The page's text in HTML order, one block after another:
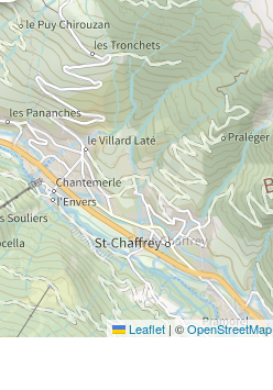
Leaflet | ©OpenStreetMap